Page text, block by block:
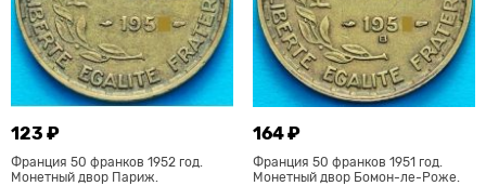
123 ₽
Франция 50 франков 1952 год.
Монетный двор Париж.
164 ₽
Франция 50 франков 1951 год.
Монетный двор Бомон-ле-Роже.